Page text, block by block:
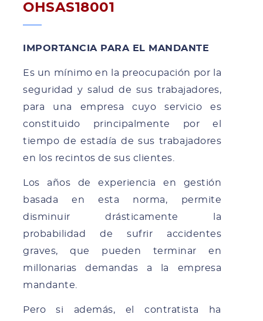
OHSAS18001
IMPORTANCIA PARA EL MANDANTE
Es un mínimo en la preocupación por la
seguridad y salud de sus trabajadores,
para una empresa cuyo servicio es
constituido principalmente por el
tiempo de estadía de sus trabajadores
en los recintos de sus clientes.
Los años de experiencia en gestión
basada en esta norma, permite
disminuir drásticamente la
probabilidad de sufrir accidentes
graves, que pueden terminar en
millonarias demandas a la empresa
mandante.
Pero si además, el contratista ha